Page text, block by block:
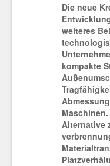
Die neue
weiteres
kompakte
Alternative